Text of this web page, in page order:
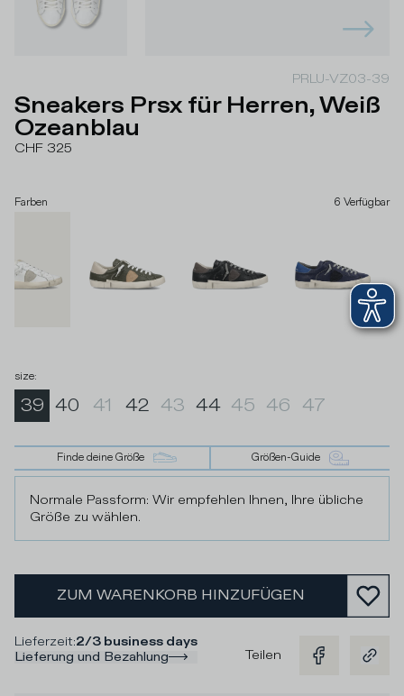
PRLU-VZ03-39
Sneakers Prsx für Herren, Weiß
Ozeanblau
CHF 325
Farben 6 Verfügbar
size:
39 40 41 42 43 44 45 46 47
Finde deine Größe Größen-Guide
Normale Passform: Wir empfehlen Ihnen, Ihre übliche
Größe zu wählen.
ZUM WARENKORB HINZUFÜGEN
Lieferzeit:2/3 business days
Lieferung und Bezahlung
Teilen